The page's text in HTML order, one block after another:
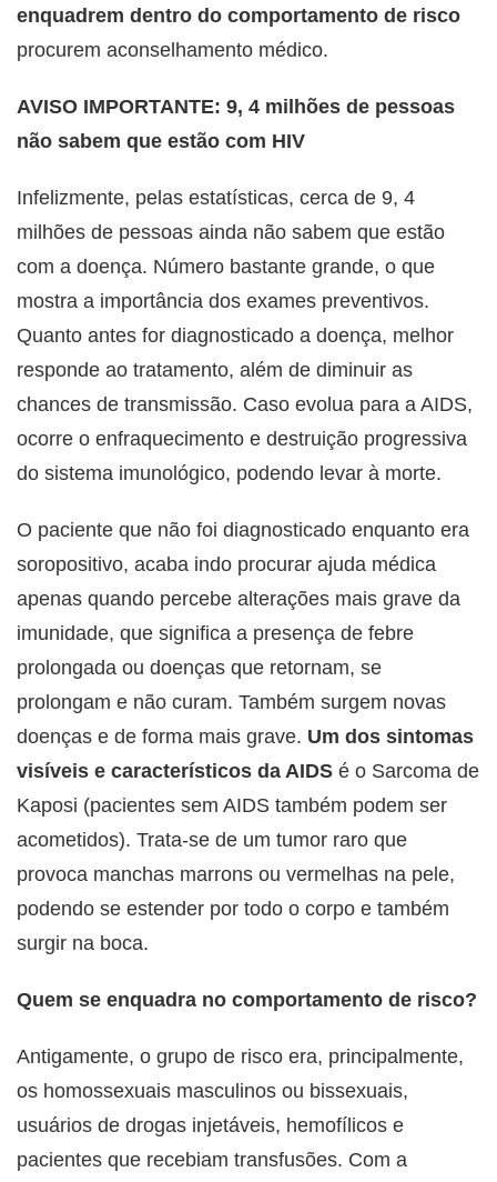
enquadrem dentro do comportamento de risco
procurem aconselhamento médico.
AVISO IMPORTANTE: 9, 4 milhões de pessoas
não sabem que estão com HIV
Infelizmente, pelas estatísticas, cerca de 9, 4
milhões de pessoas ainda não sabem que estão
com a doença. Número bastante grande, o que
mostra a importância dos exames preventivos.
Quanto antes for diagnosticado a doença, melhor
responde ao tratamento, além de diminuir as
chances de transmissão. Caso evolua para a AIDS,
ocorre o enfraquecimento e destruição progressiva
do sistema imunológico, podendo levar à morte.
O paciente que não foi diagnosticado enquanto era
soropositivo, acaba indo procurar ajuda médica
apenas quando percebe alterações mais grave da
imunidade, que significa a presença de febre
prolongada ou doenças que retornam, se
prolongam e não curam. Também surgem novas
doenças e de forma mais grave. Um dos sintomas
visíveis e característicos da AIDS é o Sarcoma de
Kaposi (pacientes sem AIDS também podem ser
acometidos). Trata-se de um tumor raro que
provoca manchas marrons ou vermelhas na pele,
podendo se estender por todo o corpo e também
surgir na boca.
Quem se enquadra no comportamento de risco?
Antigamente, o grupo de risco era, principalmente,
os homossexuais masculinos ou bissexuais,
usuários de drogas injetáveis, hemofílicos e
pacientes que recebiam transfusões. Com a